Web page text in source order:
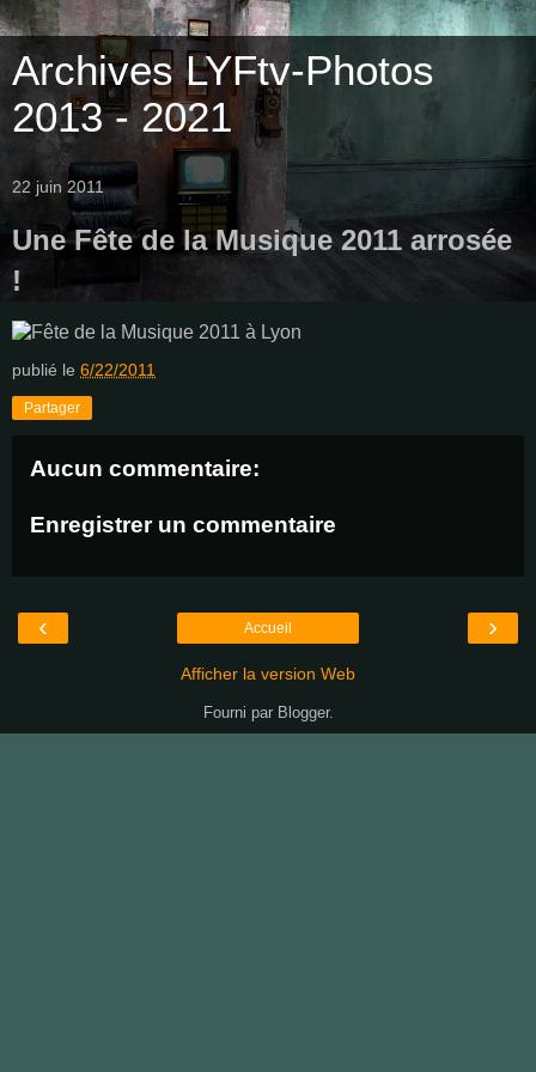
Archives LYFtv-Photos
2013 - 2021
22 juin 2011
Une Fête de la Musique 2011 arrosée
!
publié le 6/22/2011
Partager
Aucun commentaire:
Enregistrer un commentaire
‹ ›
Accueil
Afficher la version Web
Fourni par Blogger.